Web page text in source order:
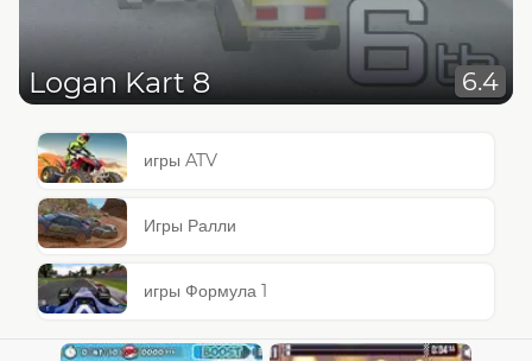
Logan Kart 8 6.4
игры ATV
Игры Ралли
игры Формула 1